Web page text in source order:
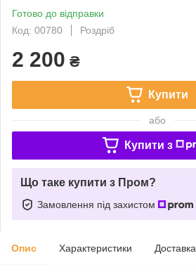
Готово до відправки
Код: 00780
Роздріб
2 200 ₴
Купити
або
Купити з
Що таке купити з Пром?
Замовлення під захистом
Опис Характеристики Доставка